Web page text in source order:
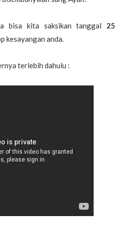
bisa kita saksikan tanggal 25
kesayangan anda.
terlebih dahulu :